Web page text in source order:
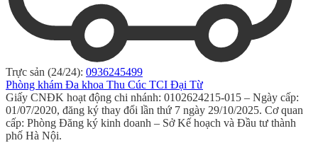
Trực sản (24/24): 0936245499
Phòng khám Đa khoa Thu Cúc TCI Đại Từ
Giấy CNĐK hoạt động chi nhánh: 0102624215-015 – Ngày cấp:
01/07/2020, đăng ký thay đổi lần thứ 7 ngày 29/10/2025. Cơ quan
cấp: Phòng Đăng ký kinh doanh – Sở Kế hoạch và Đầu tư thành
phố Hà Nội.